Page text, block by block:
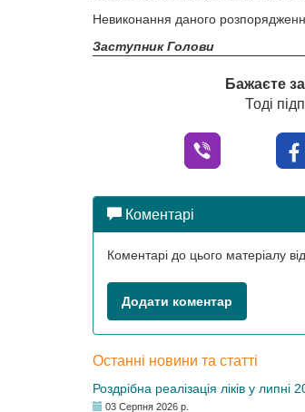
Невиконання даного
Заступник Голови
Бажаєте
Тоді
Коментарі
Коментарі до цього матеріалу
Додати коментар
Останні новини та статті
Роздрібна реалізація ліків у липні
03 Серпня 2026 р.